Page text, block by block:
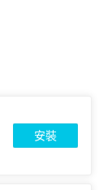
安裝